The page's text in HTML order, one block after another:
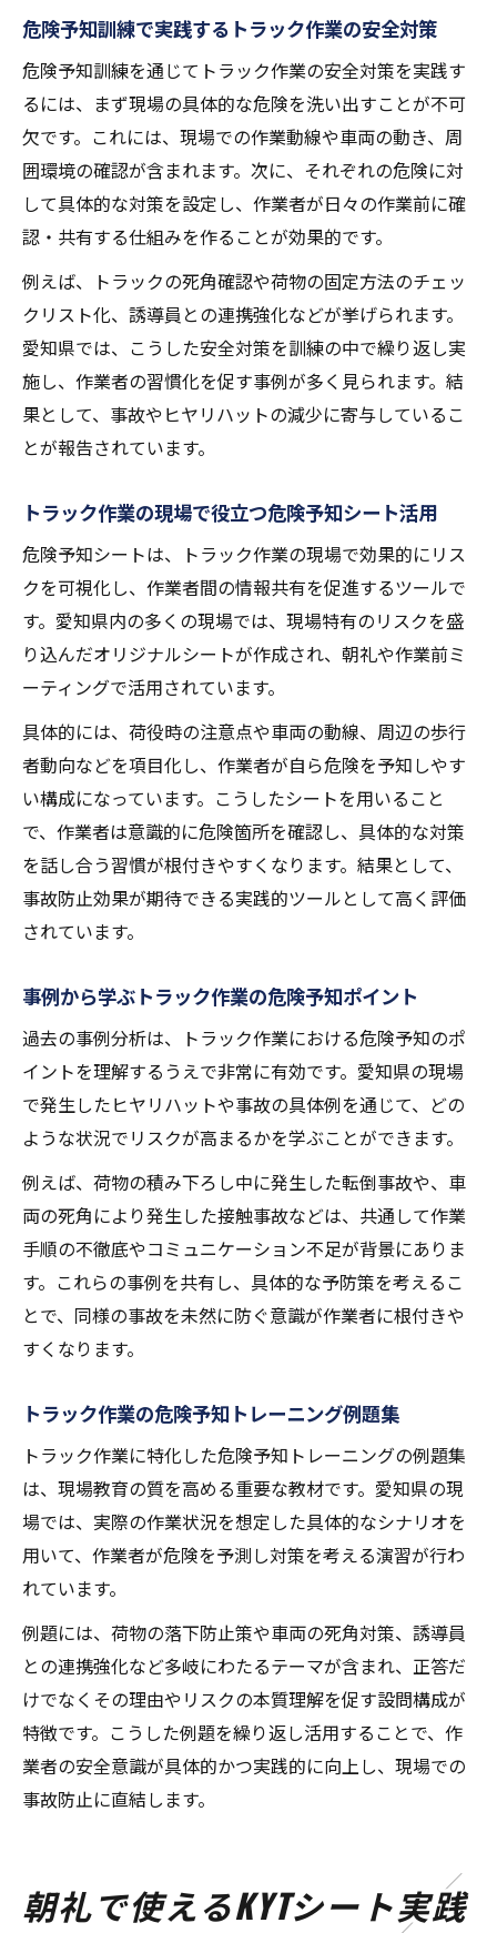
危険予知訓練で実践するトラック作業の安全対策
危険予知訓練を通じてトラック作業の安全対策を実践す
るには、まず現場の具体的な危険を洗い出すことが不可
欠です。これには、現場での作業動線や車両の動き、周
囲環境の確認が含まれます。次に、それぞれの危険に対
して具体的な対策を設定し、作業者が日々の作業前に確
認・共有する仕組みを作ることが効果的です。
例えば、トラックの死角確認や荷物の固定方法のチェッ
クリスト化、誘導員との連携強化などが挙げられます。
愛知県では、こうした安全対策を訓練の中で繰り返し実
施し、作業者の習慣化を促す事例が多く見られます。結
果として、事故やヒヤリハットの減少に寄与しているこ
とが報告されています。
トラック作業の現場で役立つ危険予知シート活用
危険予知シートは、トラック作業の現場で効果的にリス
クを可視化し、作業者間の情報共有を促進するツールで
す。愛知県内の多くの現場では、現場特有のリスクを盛
り込んだオリジナルシートが作成され、朝礼や作業前ミ
ーティングで活用されています。
具体的には、荷役時の注意点や車両の動線、周辺の歩行
者動向などを項目化し、作業者が自ら危険を予知しやす
い構成になっています。こうしたシートを用いること
で、作業者は意識的に危険箇所を確認し、具体的な対策
を話し合う習慣が根付きやすくなります。結果として、
事故防止効果が期待できる実践的ツールとして高く評価
されています。
事例から学ぶトラック作業の危険予知ポイント
過去の事例分析は、トラック作業における危険予知のポ
イントを理解するうえで非常に有効です。愛知県の現場
で発生したヒヤリハットや事故の具体例を通じて、どの
ような状況でリスクが高まるかを学ぶことができます。
例えば、荷物の積み下ろし中に発生した転倒事故や、車
両の死角により発生した接触事故などは、共通して作業
手順の不徹底やコミュニケーション不足が背景にありま
す。これらの事例を共有し、具体的な予防策を考えるこ
とで、同様の事故を未然に防ぐ意識が作業者に根付きや
すくなります。
トラック作業の危険予知トレーニング例題集
トラック作業に特化した危険予知トレーニングの例題集
は、現場教育の質を高める重要な教材です。愛知県の現
場では、実際の作業状況を想定した具体的なシナリオを
用いて、作業者が危険を予測し対策を考える演習が行わ
れています。
例題には、荷物の落下防止策や車両の死角対策、誘導員
との連携強化など多岐にわたるテーマが含まれ、正答だ
けでなくその理由やリスクの本質理解を促す設問構成が
特徴です。こうした例題を繰り返し活用することで、作
業者の安全意識が具体的かつ実践的に向上し、現場での
事故防止に直結します。
朝礼で使えるKYTシート実践